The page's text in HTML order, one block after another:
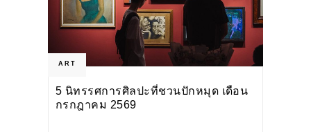
ART
5 นิทรรศการศิลปะที่ชวนปักหมุด เดือน
กรกฎาคม 2569